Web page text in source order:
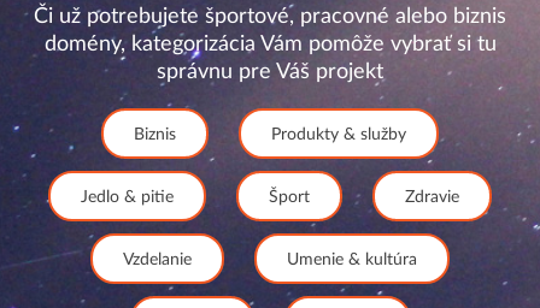
Či už potrebujete športové, pracovné alebo biznis
domény, kategorizácia Vám pomôže vybrať si tu
správnu pre Váš projekt
Biznis Produkty & služby
Jedlo & pitie Šport Zdravie
Vzdelanie Umenie & kultúra